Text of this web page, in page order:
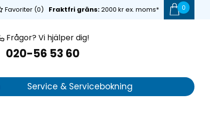
0
Fraktfri gräns:2000 kr ex. moms*
Favoriter (0)
Frågor? Vi hjälper dig!
020-56 53 60
Service & Servicebokning